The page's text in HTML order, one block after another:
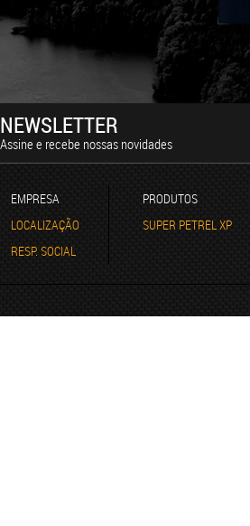
NEWSLETTER
Assine e recebe nossas novidades
EMPRESA
LOCALIZAÇÃO
RESP. SOCIAL
PRODUTOS
SUPER PETREL XP